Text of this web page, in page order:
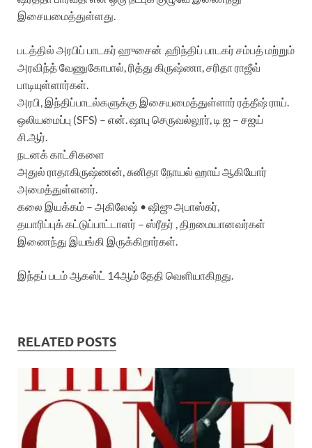
இசையமைத்துள்ளது.
படத்தில் அரபிப் பாடகர் ஹுசைன் ,ஹிந்திப் பாடகர் சம்பத் மற்றும்
அரவிந்த் வேணுகோபால், ரித்து கிருஷ்ணா, சரிதா ராஜீவ்
பாடியுள்ளார்கள்.
அரபி, இந்திப்பாடல்களுக்கு இசையமைத்துள்ளார் ரத்தீஷ் ராய்.
ஒலியமைப்பு (SFS) – என். ஷாபு செருவல்லூர், டி ஐ – சஜய்
சி.ஆர்.
நடனக் காட்சிகளை
அதுல் ராதாகிருஷ்ணன், சுனிதா நோயல் ஹாய் ஆகியோர்
அமைத்துள்ளனர்.
கலை இயக்கம் – அகிலேஷ் • ஷிஜு அபாஸ்கர்,
தயாரிப்புக் கட்டுப்பாட்டாளர் – ஸ்ரீதர் , திறமையானவர்கள்
இணைந்து இயங்கி இருக்கிறார்கள்.
இந்தப் படம் ஆகஸ்ட் 14ஆம் தேதி வெளியாகிறது.
RELATED POSTS